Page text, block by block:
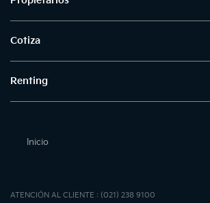
Cotiza
Renting
Inicio
ATENCIÓN AL CLIENTE : (021) 238 9100